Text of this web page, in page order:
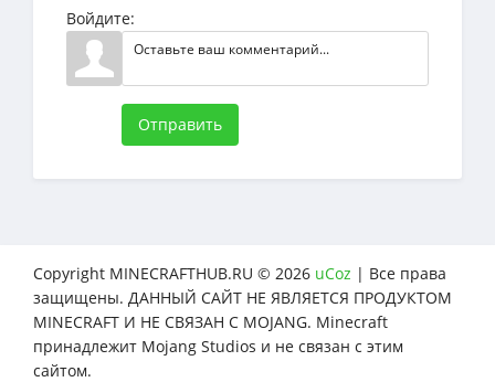
Войдите:
Отправить
Copyright MINECRAFTHUB.RU © 2026 uCoz | Все права
защищены. ДАННЫЙ САЙТ НЕ ЯВЛЯЕТСЯ ПРОДУКТОМ
MINECRAFT И НЕ СВЯЗАН С MOJANG. Minecraft
принадлежит Mojang Studios и не связан с этим
сайтом.